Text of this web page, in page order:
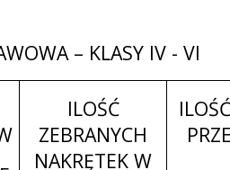
– KLASY IV - VI
ILOŚĆ
ZEBRANYCH
NAKRĘTEK W